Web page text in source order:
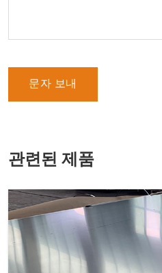
문자 보내
관련된 제품